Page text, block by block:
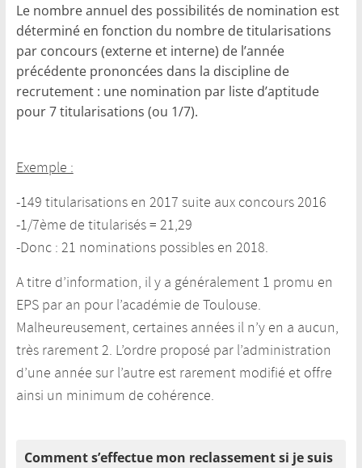
Le nombre annuel des possibilités de nomination est
déterminé en fonction du nombre de titularisations
par concours (externe et interne) de l’année
précédente prononcées dans la discipline de
recrutement : une nomination par liste d’aptitude
pour 7 titularisations (ou 1/7).
Exemple :
-149 titularisations en 2017 suite aux concours 2016
-1/7ème de titularisés = 21,29
-Donc : 21 nominations possibles en 2018.
A titre d’information, il y a généralement 1 promu en
EPS par an pour l’académie de Toulouse.
Malheureusement, certaines années il n’y en a aucun,
très rarement 2. L’ordre proposé par l’administration
d’une année sur l’autre est rarement modifié et offre
ainsi un minimum de cohérence.
Comment s’effectue mon reclassement si je suis